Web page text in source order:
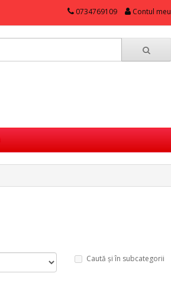
0734769109 Contul meu
Caută și în subcategorii